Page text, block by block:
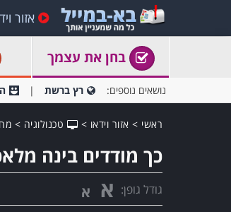
אזור
בחן את עצמך
נושאים נוספים: רץ ברשת
ראשי > אזור וידאו > טכנולוגיה >
כך מודדים בינה
גודל גופן: א א